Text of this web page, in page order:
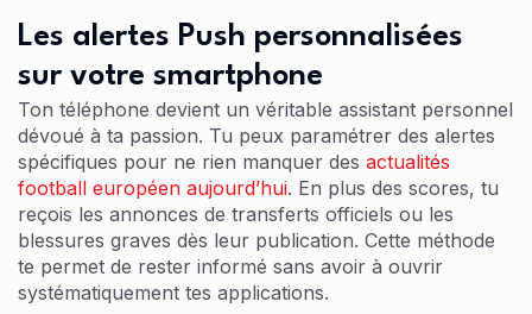
Les alertes Push personnalisées
sur votre smartphone
Ton téléphone devient un véritable assistant personnel
dévoué à ta passion. Tu peux paramétrer des alertes
spécifiques pour ne rien manquer des actualités
football européen aujourd’hui. En plus des scores, tu
reçois les annonces de transferts officiels ou les
blessures graves dès leur publication. Cette méthode
te permet de rester informé sans avoir à ouvrir
systématiquement tes applications.